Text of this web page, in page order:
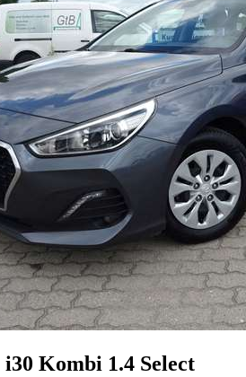
i30 Kombi 1.4 Select